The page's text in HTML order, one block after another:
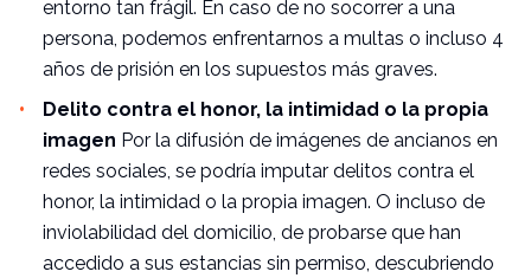
entorno tan frágil. En caso de no socorrer a una
persona, podemos enfrentarnos a multas o incluso 4
años de prisión en los supuestos más graves.
Delito contra el honor, la intimidad o la propia
imagen Por la difusión de imágenes de ancianos en
redes sociales, se podría imputar delitos contra el
honor, la intimidad o la propia imagen. O incluso de
inviolabilidad del domicilio, de probarse que han
accedido a sus estancias sin permiso, descubriendo